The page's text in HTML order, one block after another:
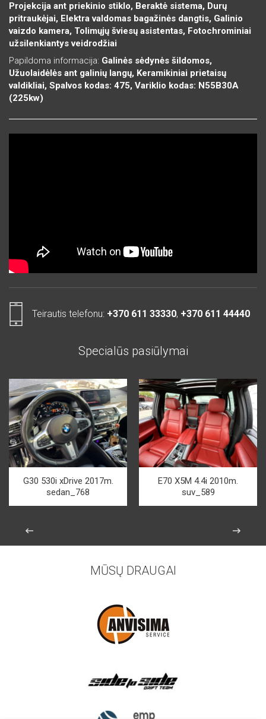
Projekcija ant priekinio stiklo, Beraktė sistema, Durų
pritraukėjai, Elektra valdomas bagažinės dangtis, Galinio
vaizdo kamera, Tolimųjų šviesų asistentas, Fotochrominiai
užsilenkiantys veidrodžiai
Papildoma informacija: Galinės sėdynės šildomos,
Užuolaidėlės ant galinių langų, Keramikiniai prietaisų
valdikliai, Spalvos kodas: 475, Variklio kodas: N55B30A
(225kw)
Teirautis telefonu: +370 611 33330, +370 611 44440
Specialūs pasiūlymai
G30 530i xDrive 2017m.
sedan_768
E70 X5M 4.4i 2010m.
suv_589
MŪSŲ DRAUGAI